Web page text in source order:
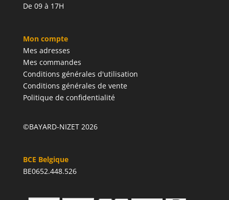
De 09 à 17H
Mon compte
Mes adresses
Mes commandes
Conditions générales d'utilisation
Conditions générales de vente
Politique de confidentialité
©BAYARD-NIZET 2026
BCE Belgique
BE0652.448.526